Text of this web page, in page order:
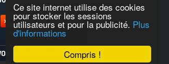
Compris !
Ce site internet utilise des cookies
pour stocker les sessions
utilisateurs et pour la publicité. Plus
d'informations